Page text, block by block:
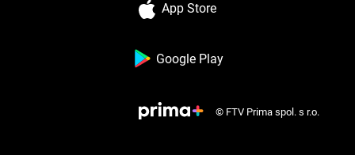
App Store
Google Play
© FTV Prima spol. s r.o.